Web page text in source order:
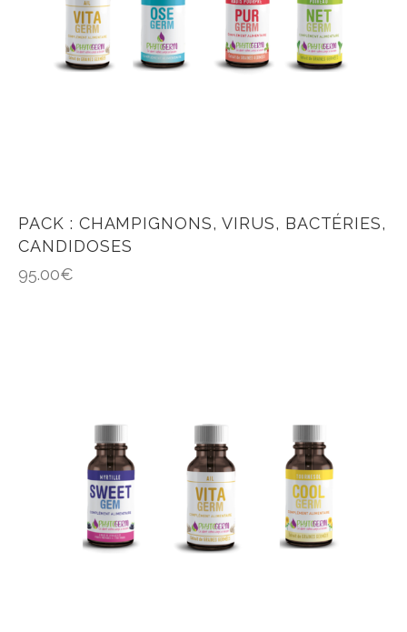
PACK : CHAMPIGNONS, VIRUS, BACTÉRIES,
CANDIDOSES
95.00€